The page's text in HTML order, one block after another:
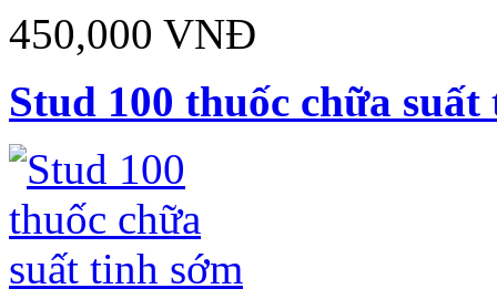
450,000 VNĐ
Stud 100 thuốc chữa